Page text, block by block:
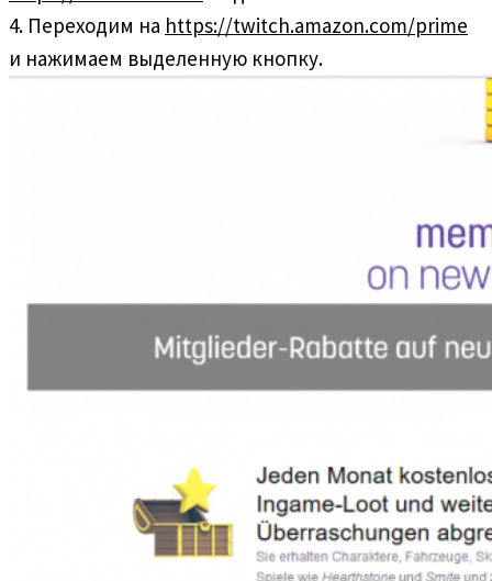
4. Переходим на https://twitch.amazon.com/prime
и нажимаем выделенную кнопку.